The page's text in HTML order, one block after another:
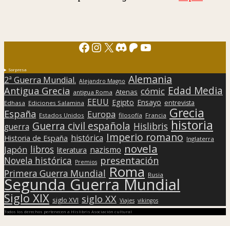
Facebook
Instagram
X Discord
Patreon
YouTube
Sorpresa
2ª Guerra Mundial. Alejandro Magno Alemania
Antigua Grecia antigua Roma Atenas cómic Edad Media
Edhasa Ediciones Salamina EEUU Egipto Ensayo entrevista
España Estados Unidos Europa filosofía Francia Grecia
guerra Guerra civil española Hislibris historia
Historia de España histórica Imperio romano Inglaterra
Japón libros literatura nazismo novela
Novela histórica Premios presentación
Primera Guerra Mundial Roma Rusia
Segunda Guerra Mundial
Siglo XIX siglo XVI siglo XX Viajes vikingos
Todos los derechos pertenecen a Hislibris Asociación cultural